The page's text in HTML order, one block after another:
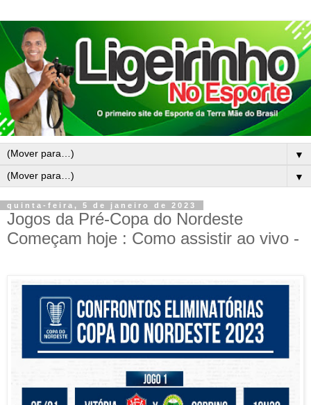
▼
▼
quinta-feira, 5 de janeiro de 2023
Jogos da Pré-Copa do Nordeste
Começam hoje : Como assistir ao vivo -